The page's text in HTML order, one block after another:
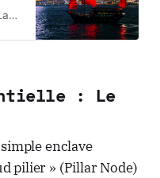
: Le
enclave
pilier » (Pillar Node)